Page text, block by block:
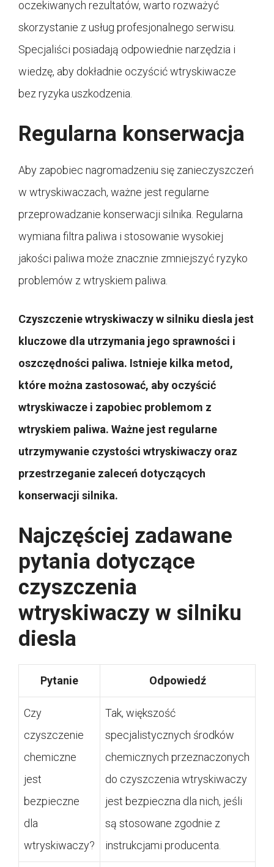
oczekiwanych rezultatów, warto rozważyć
skorzystanie z usług profesjonalnego serwisu.
Specjaliści posiadają odpowiednie narzędzia i
wiedzę, aby dokładnie oczyścić wtryskiwacze
bez ryzyka uszkodzenia.
Regularna konserwacja
Aby zapobiec nagromadzeniu się zanieczyszczeń
w wtryskiwaczach, ważne jest regularne
przeprowadzanie konserwacji silnika. Regularna
wymiana filtra paliwa i stosowanie wysokiej
jakości paliwa może znacznie zmniejszyć ryzyko
problemów z wtryskiem paliwa.
Czyszczenie wtryskiwaczy w silniku diesla jest
kluczowe dla utrzymania jego sprawności i
oszczędności paliwa. Istnieje kilka metod,
które można zastosować, aby oczyścić
wtryskiwacze i zapobiec problemom z
wtryskiem paliwa. Ważne jest regularne
utrzymywanie czystości wtryskiwaczy oraz
przestrzeganie zaleceń dotyczących
konserwacji silnika.
Najczęściej zadawane
pytania dotyczące
czyszczenia
wtryskiwaczy w silniku
diesla
Pytanie Odpowiedź
Czy
czyszczenie
chemiczne
jest
bezpieczne
dla
wtryskiwaczy?
Tak, większość
specjalistycznych środków
chemicznych przeznaczonych
do czyszczenia wtryskiwaczy
jest bezpieczna dla nich, jeśli
są stosowane zgodnie z
instrukcjami producenta.